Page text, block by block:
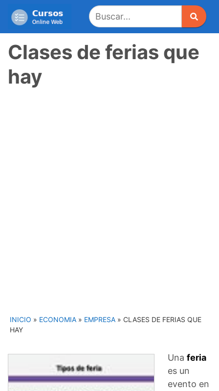
Clases de ferias que
hay
INICIO » ECONOMIA » EMPRESA » CLASES DE FERIAS QUE
HAY
Una feria
es un
evento en